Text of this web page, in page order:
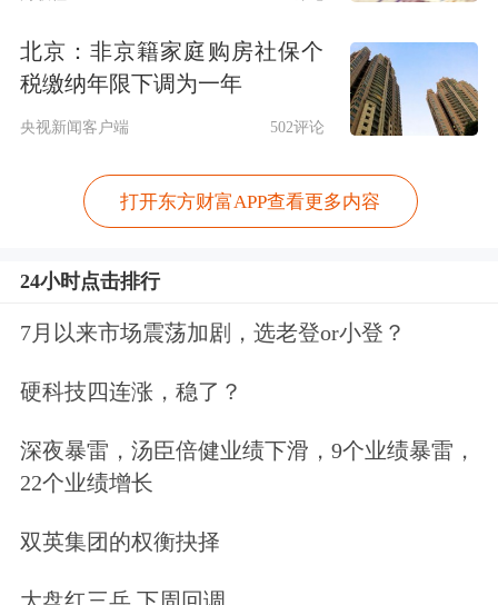
市值均值为33.14亿元，近一个月获调
研的公司总市值平均值为37.32亿元，
获调研公司中市值居前的有天工股份、
同力股份、纳科诺尔等。（数据宝）
左右拖动表格，可查看剩余表格内容
代码 简称 机构家数 调研次数 最新收盘价（元）
833509 同惠电子 65 1 29.13
837242
建邦科技
834599 同力股份 55
836247
华密新材
北京：非京籍家庭购房社保个
税缴纳年限下调为一年
央视新闻客户端 502评论
打开东方财富APP查看更多内容
24小时点击排行
7月以来市场震荡加剧，选老登or小登？
硬科技四连涨，稳了？
深夜暴雷，汤臣倍健业绩下滑，9个业绩暴雷，
22个业绩增长
双英集团的权衡抉择